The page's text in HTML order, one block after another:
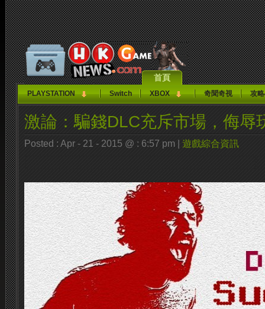
首頁
PLAYSTATION Switch XBOX 奇聞奇視 攻
激論：騙錢DLC充斥市場，侮辱
Posted : Apr - 21 - 2015 @ : 6:57 pm | 遊戲綜合資訊